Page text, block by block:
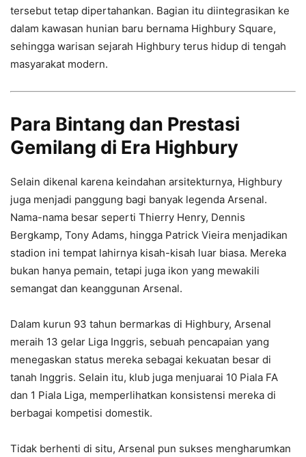
tersebut tetap dipertahankan. Bagian itu diintegrasikan ke
dalam kawasan hunian baru bernama Highbury Square,
sehingga warisan sejarah Highbury terus hidup di tengah
masyarakat modern.
Para Bintang dan Prestasi
Gemilang di Era Highbury
Selain dikenal karena keindahan arsitekturnya, Highbury
juga menjadi panggung bagi banyak legenda Arsenal.
Nama-nama besar seperti Thierry Henry, Dennis
Bergkamp, Tony Adams, hingga Patrick Vieira menjadikan
stadion ini tempat lahirnya kisah-kisah luar biasa. Mereka
bukan hanya pemain, tetapi juga ikon yang mewakili
semangat dan keanggunan Arsenal.
Dalam kurun 93 tahun bermarkas di Highbury, Arsenal
meraih 13 gelar Liga Inggris, sebuah pencapaian yang
menegaskan status mereka sebagai kekuatan besar di
tanah Inggris. Selain itu, klub juga menjuarai 10 Piala FA
dan 1 Piala Liga, memperlihatkan konsistensi mereka di
berbagai kompetisi domestik.
Tidak berhenti di situ, Arsenal pun sukses mengharumkan